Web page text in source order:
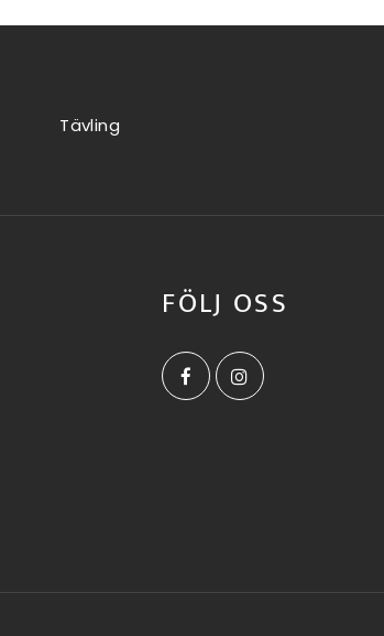
Tävling
FÖLJ OSS